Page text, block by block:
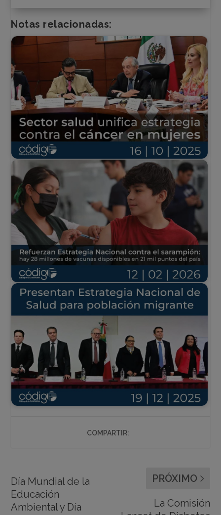
Notas relacionadas:
COMPARTIR:
Día Mundial de la
Educación
Ambiental y Día
PRÓXIMO
La Comisión